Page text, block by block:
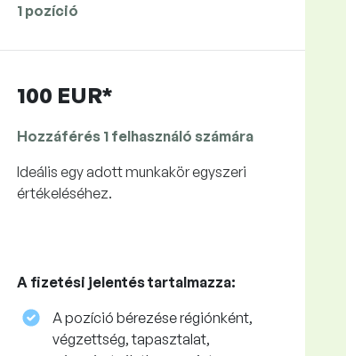
1 pozíció
100 EUR*
Hozzáférés 1 felhasználó számára
Ideális egy adott munkakör egyszeri
értékeléséhez.
A fizetési jelentés tartalmazza:
A pozíció bérezése régiónként,
végzettség, tapasztalat,